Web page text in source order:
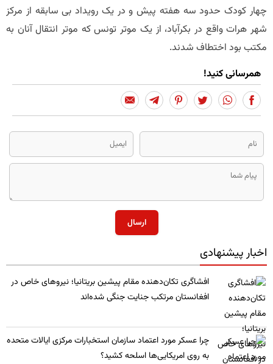
چهار کودک حدود سه هفته پیش و در یک رویداد بی سابقه از مرکز
شهر هرات واقع در بکرآباد، از یک موتر تونس که موتر انتقال آنان به
مکتب بود اختطاف شدند.
همرسانی کنید!
ارسال
اخبار پیشنهادی
​افشاگری تکان‌دهنده مقام پیشین بریتانیا؛ نیروهای خاص در
افغانستان مرتکب جنایت جنگی شده‌اند
چرا عسکر مورد اعتماد سازمان استخبارات مرکزی ایالات متحده
به روی امریکایی‌ها اسلحه کشید؟